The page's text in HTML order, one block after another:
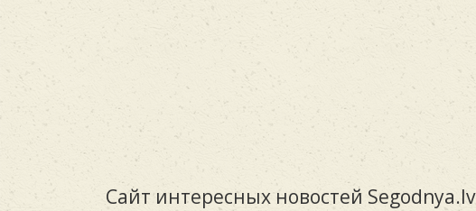
Сайт интересных новостей Segodnya.lv